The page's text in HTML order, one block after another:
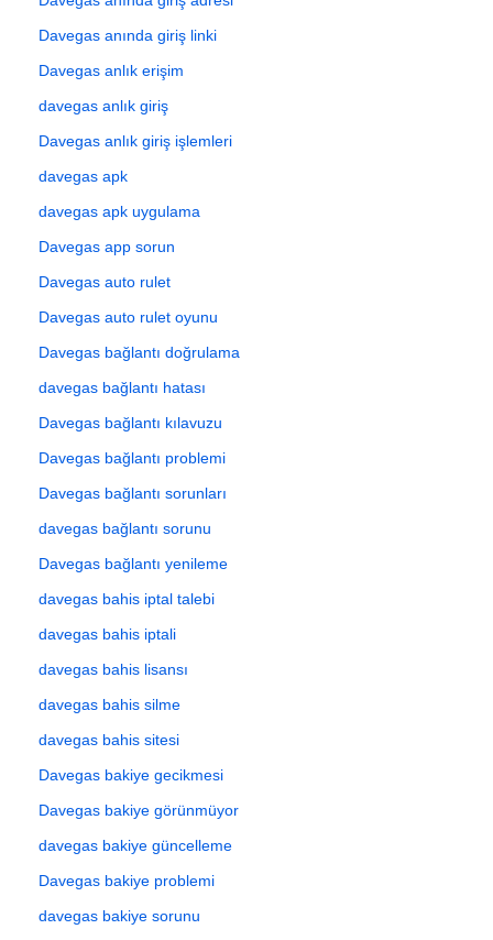
Davegas anında giriş linki
Davegas anlık erişim
davegas anlık giriş
Davegas anlık giriş işlemleri
davegas apk
davegas apk uygulama
Davegas app sorun
Davegas auto rulet
Davegas auto rulet oyunu
Davegas bağlantı doğrulama
davegas bağlantı hatası
Davegas bağlantı kılavuzu
Davegas bağlantı problemi
Davegas bağlantı sorunları
davegas bağlantı sorunu
Davegas bağlantı yenileme
davegas bahis iptal talebi
davegas bahis iptali
davegas bahis lisansı
davegas bahis silme
davegas bahis sitesi
Davegas bakiye gecikmesi
Davegas bakiye görünmüyor
davegas bakiye güncelleme
Davegas bakiye problemi
davegas bakiye sorunu